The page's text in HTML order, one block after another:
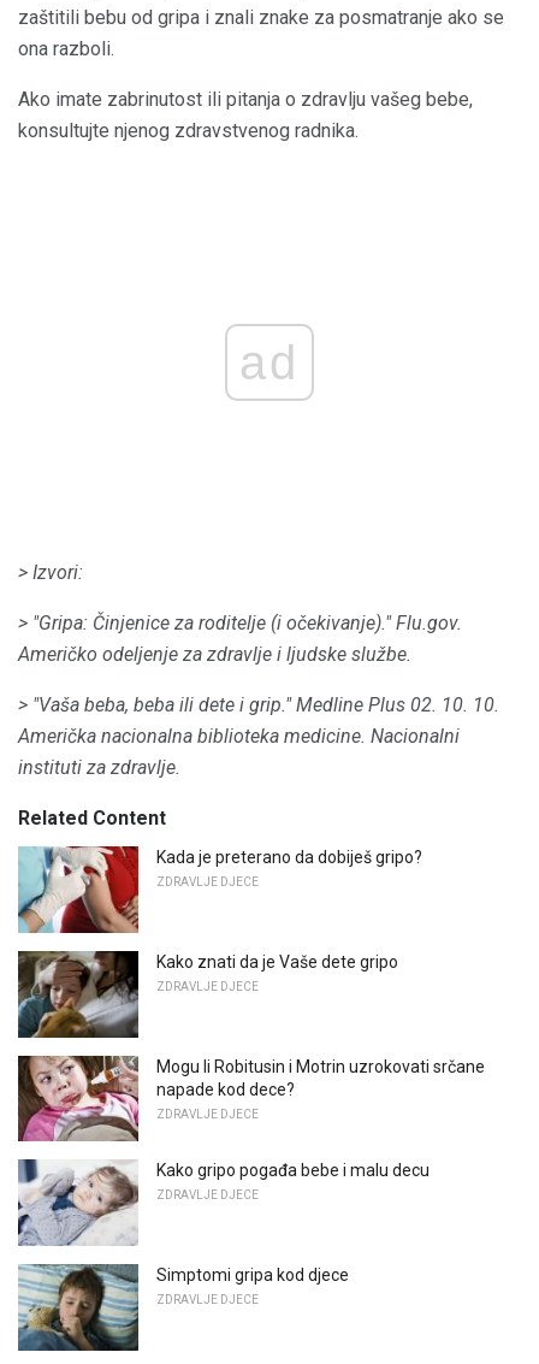
zaštitili bebu od gripa i znali znake za posmatranje ako se
ona razboli.
Ako imate zabrinutost ili pitanja o zdravlju vašeg bebe,
konsultujte njenog zdravstvenog radnika.
ad
> Izvori:
> "Gripa: Činjenice za roditelje (i očekivanje)." Flu.gov.
Američko odeljenje za zdravlje i ljudske službe.
> "Vaša beba, beba ili dete i grip." Medline Plus 02. 10. 10.
Američka nacionalna biblioteka medicine. Nacionalni
instituti za zdravlje.
Related Content
Kada je preterano da dobiješ gripo?
ZDRAVLJE DJECE
Kako znati da je Vaše dete gripo
ZDRAVLJE DJECE
Mogu li Robitusin i Motrin uzrokovati srčane
napade kod dece?
ZDRAVLJE DJECE
Kako gripo pogađa bebe i malu decu
ZDRAVLJE DJECE
Simptomi gripa kod djece
ZDRAVLJE DJECE